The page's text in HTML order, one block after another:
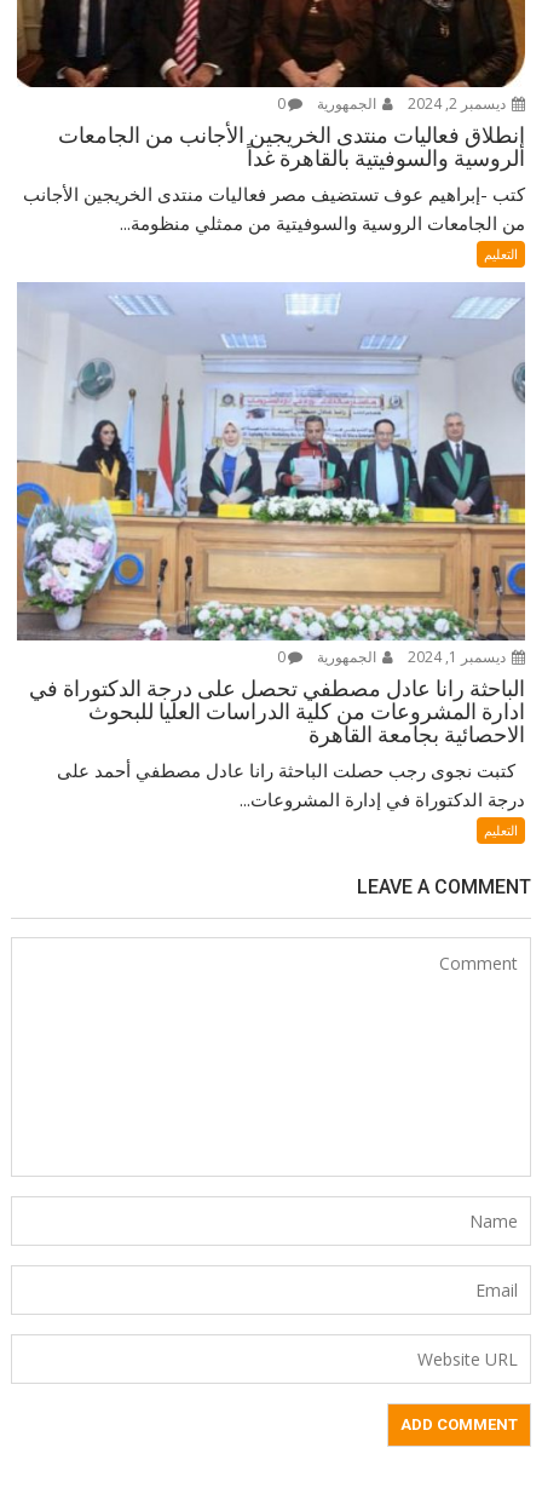
ديسمبر 2, 2024 الجمهورية 0
إنطلاق فعاليات منتدى الخريجين الأجانب من الجامعات
الروسية والسوفيتية بالقاهرة غداً
كتب -إبراهيم عوف تستضيف مصر فعاليات منتدى الخريجين الأجانب
من الجامعات الروسية والسوفيتية من ممثلي منظومة...
التعليم
ديسمبر 1, 2024 الجمهورية 0
الباحثة رانا عادل مصطفي تحصل على درجة الدكتوراة في
ادارة المشروعات من كلية الدراسات العليا للبحوث
الاحصائية بجامعة القاهرة
كتبت نجوى رجب حصلت الباحثة رانا عادل مصطفي أحمد على
درجة الدكتوراة في إدارة المشروعات...
التعليم
LEAVE A COMMENT